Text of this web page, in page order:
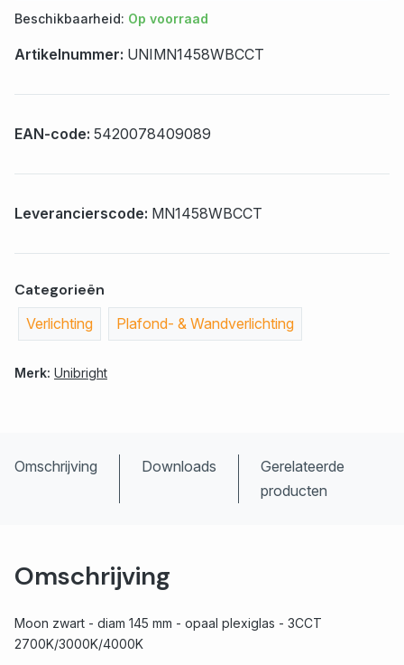
Beschikbaarheid: Op voorraad
Artikelnummer: UNIMN1458WBCCT
EAN-code: 5420078409089
Leverancierscode: MN1458WBCCT
Categorieën
Verlichting Plafond- & Wandverlichting
Merk: Unibright
Omschrijving Downloads
Gerelateerde
producten
Omschrijving
Moon zwart - diam 145 mm - opaal plexiglas - 3CCT
2700K/3000K/4000K